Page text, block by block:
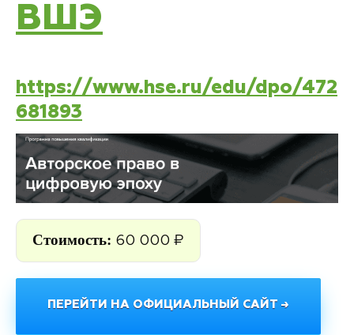
ВШЭ
https://www.hse.ru/edu/dpo/472
681893
Стоимость: 60 000 ₽
ПЕРЕЙТИ НА ОФИЦИАЛЬНЫЙ САЙТ →